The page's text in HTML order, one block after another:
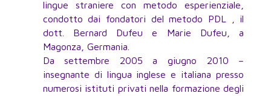
lingue straniere con metodo esperienziale,
condotto dai fondatori del metodo PDL , il
dott. Bernard Dufeu e Marie Dufeu, a
Magonza, Germania.
Da settembre 2005 a giugno 2010 –
insegnante di lingua inglese e italiana presso
numerosi istituti privati nella formazione degli